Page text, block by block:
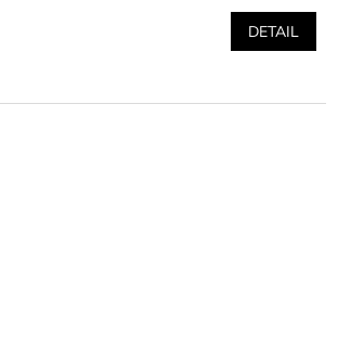
DETAIL